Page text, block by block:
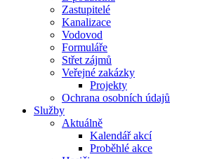
Zastupitelé
Kanalizace
Vodovod
Formuláře
Střet zájmů
Veřejné zakázky
Projekty
Ochrana osobních údajů
Služby
Aktuálně
Kalendář akcí
Proběhlé akce